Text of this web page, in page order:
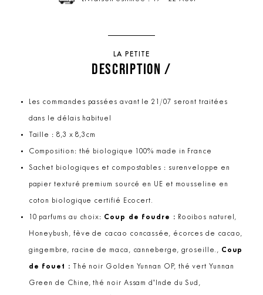
LA PETITE
DESCRIPTION /
Les commandes passées avant le 21/07 seront traitées
dans le délais habituel
Taille : 8,3 x 8,3cm
Composition: thé biologique 100% made in France
Sachet biologiques et compostables : surenveloppe en
papier texturé premium sourcé en UE et mousseline en
coton biologique certifié Ecocert.
10 parfums au choix: Coup de foudre : Rooibos naturel,
Honeybush, fève de cacao concassée, écorces de cacao,
gingembre, racine de maca, canneberge, groseille., Coup
de fouet : Thé noir Golden Yunnan OP, thé vert Yunnan
Green de Chine, thé noir Assam d’Inde du Sud,